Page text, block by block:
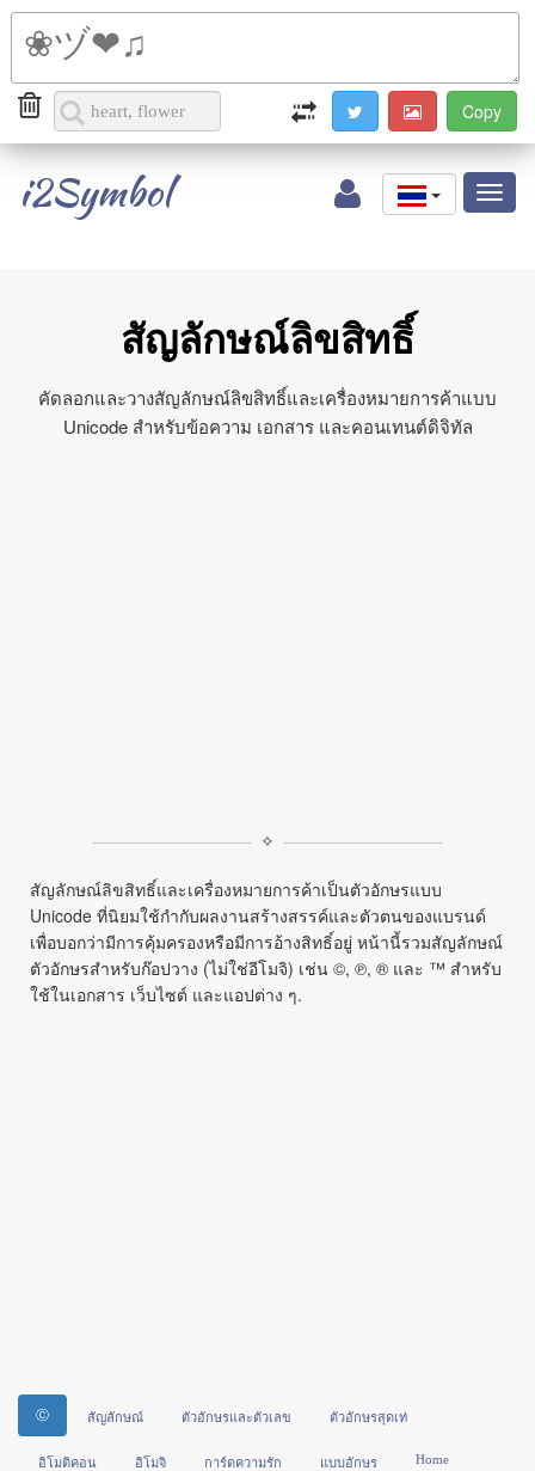
i2Symbol
สัญลักษณ์ลิขสิทธิ์
คัดลอกและวางสัญลักษณ์ลิขสิทธิ์และเครื่องหมายการค้าแบบ
Unicode สำหรับข้อความ เอกสาร และคอนเทนต์ดิจิทัล
✧
สัญลักษณ์ลิขสิทธิ์และเครื่องหมายการค้าเป็นตัวอักษรแบบ
Unicode ที่นิยมใช้กำกับผลงานสร้างสรรค์และตัวตนของแบรนด์
เพื่อบอกว่ามีการคุ้มครองหรือมีการอ้างสิทธิ์อยู่ หน้านี้รวมสัญลักษณ์
ตัวอักษรสำหรับก๊อปวาง (ไม่ใช่อีโมจิ) เช่น ©, ℗, ® และ ™ สำหรับ
ใช้ในเอกสาร เว็บไซต์ และแอปต่าง ๆ.
Ⓒ สัญลักษณ์ ตัวอักษรและตัวเลข ตัวอักษรสุดเท่
อิโมติคอน อิโมจิ การ์ดความรัก แบบอักษร Home